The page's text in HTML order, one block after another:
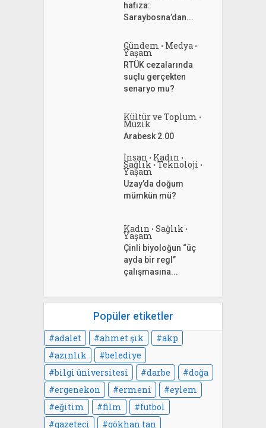
hafıza:
Saraybosna’dan...
Gündem • Medya •
Yaşam
RTÜK cezalarında
suçlu gerçekten
senaryo mu?
Kültür ve Toplum •
Müzik
Arabesk 2.00
İnsan • Kadın •
Sağlık • Teknoloji •
Yaşam
Uzay’da doğum
mümkün mü?
Kadın • Sağlık •
Yaşam
Çinli biyoloğun “üç
ayda bir regl”
çalışmasına...
Popüler etiketler
adalet ahmet şık
akp
azınlık
belediye
bilgi üniversitesi
darbe
doğa
ergenekon
ermeni
eylem
eğitim
film
futbol
gazeteci
gökhan tan